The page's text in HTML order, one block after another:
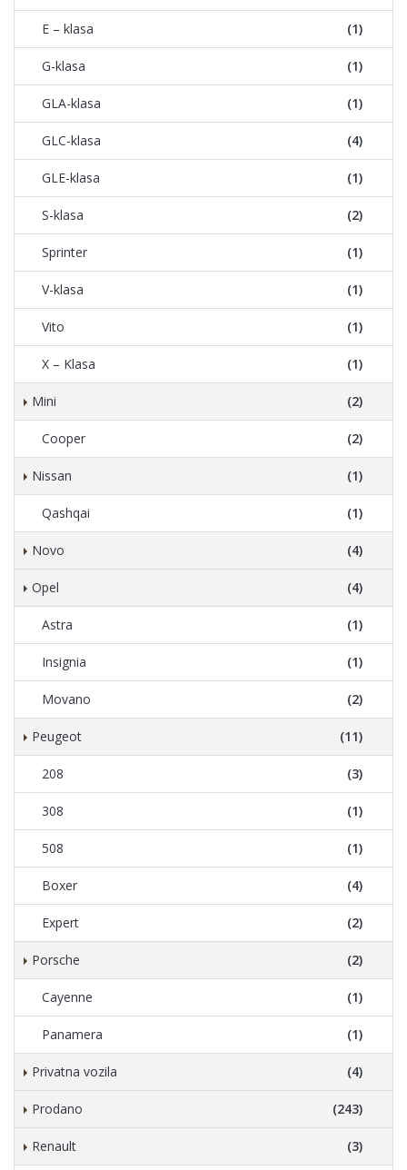
E – klasa (1)
G-klasa (1)
GLA-klasa (1)
GLC-klasa (4)
GLE-klasa (1)
S-klasa (2)
Sprinter (1)
V-klasa (1)
Vito (1)
X – Klasa (1)
Mini (2)
Cooper (2)
Nissan (1)
Qashqai (1)
Novo (4)
Opel (4)
Astra (1)
Insignia (1)
Movano (2)
Peugeot (11)
208 (3)
308 (1)
508 (1)
Boxer (4)
Expert (2)
Porsche (2)
Cayenne (1)
Panamera (1)
Privatna vozila (4)
Prodano (243)
Renault (3)